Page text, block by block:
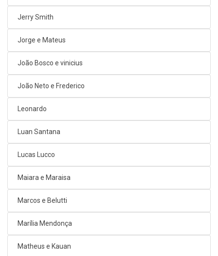
Jerry Smith
Jorge e Mateus
João Bosco e vinicius
João Neto e Frederico
Leonardo
Luan Santana
Lucas Lucco
Maiara e Maraisa
Marcos e Belutti
Marília Mendonça
Matheus e Kauan